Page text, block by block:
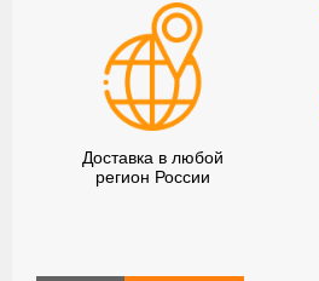
Доставка в любой
регион России